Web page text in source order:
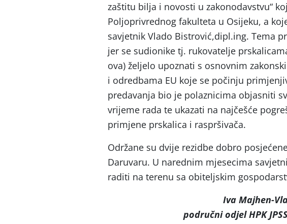
zaštitu bilja i novosti u zakonodavstvu“
Poljoprivrednog fakulteta u Osijeku, a
savjetnik Vlado Bistrović,dipl.ing. Tema
jer se sudionike tj. rukovatelje
ova) željelo upoznati s osnovnim
i odredbama EU koje se počinju
predavanja bio je polaznicima objasniti
vrijeme rada te ukazati na najčešće
primjene prskalica i raspršivača.
Održane su dvije rezidbe dobro
Daruvaru. U narednim mjesecima
raditi na terenu sa obiteljskim
Iva Majhen-
područni odjel HPK